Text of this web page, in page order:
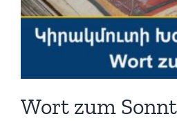
Wort zum